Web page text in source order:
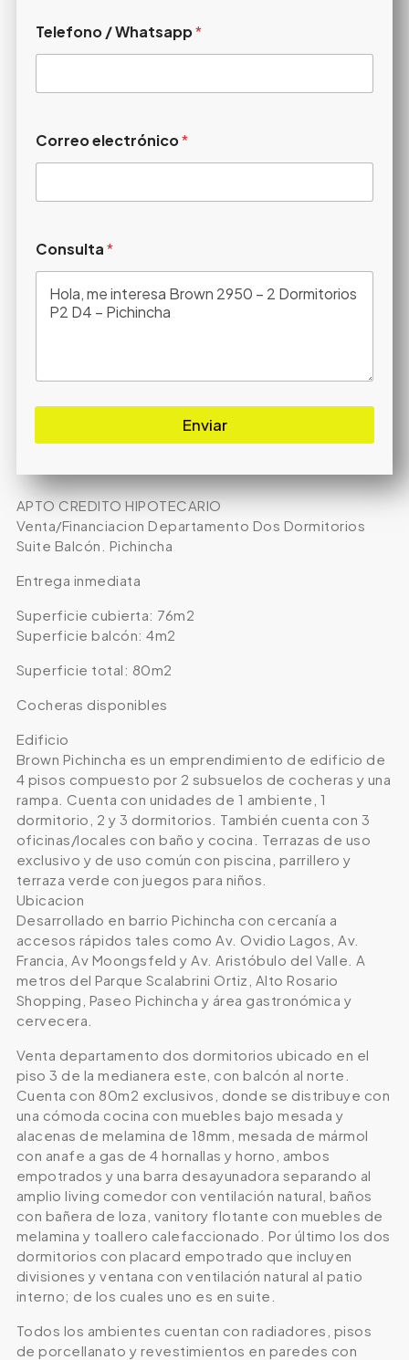
Telefono / Whatsapp*
Correo electrónico*
Consulta*
Enviar
APTO CREDITO HIPOTECARIO
Venta/Financiacion Departamento Dos Dormitorios
Suite Balcón. Pichincha
Entrega inmediata
Superficie cubierta: 76m2
Superficie balcón: 4m2
Superficie total: 80m2
Cocheras disponibles
Edificio
Brown Pichincha es un emprendimiento de edificio de
4 pisos compuesto por 2 subsuelos de cocheras y una
rampa. Cuenta con unidades de 1 ambiente, 1
dormitorio, 2 y 3 dormitorios. También cuenta con 3
oficinas/locales con baño y cocina. Terrazas de uso
exclusivo y de uso común con piscina, parrillero y
terraza verde con juegos para niños.
Ubicacion
Desarrollado en barrio Pichincha con cercanía a
accesos rápidos tales como Av. Ovidio Lagos, Av.
Francia, Av Moongsfeld y Av. Aristóbulo del Valle. A
metros del Parque Scalabrini Ortiz, Alto Rosario
Shopping, Paseo Pichincha y área gastronómica y
cervecera.
Venta departamento dos dormitorios ubicado en el
piso 3 de la medianera este, con balcón al norte.
Cuenta con 80m2 exclusivos, donde se distribuye con
una cómoda cocina con muebles bajo mesada y
alacenas de melamina de 18mm, mesada de mármol
con anafe a gas de 4 hornallas y horno, ambos
empotrados y una barra desayunadora separando al
amplio living comedor con ventilación natural, baños
con bañera de loza, vanitory flotante con muebles de
melamina y toallero calefaccionado. Por último los dos
dormitorios con placard empotrado que incluyen
divisiones y ventana con ventilación natural al patio
interno; de los cuales uno es en suite.
Todos los ambientes cuentan con radiadores, pisos
de porcellanato y revestimientos en paredes con